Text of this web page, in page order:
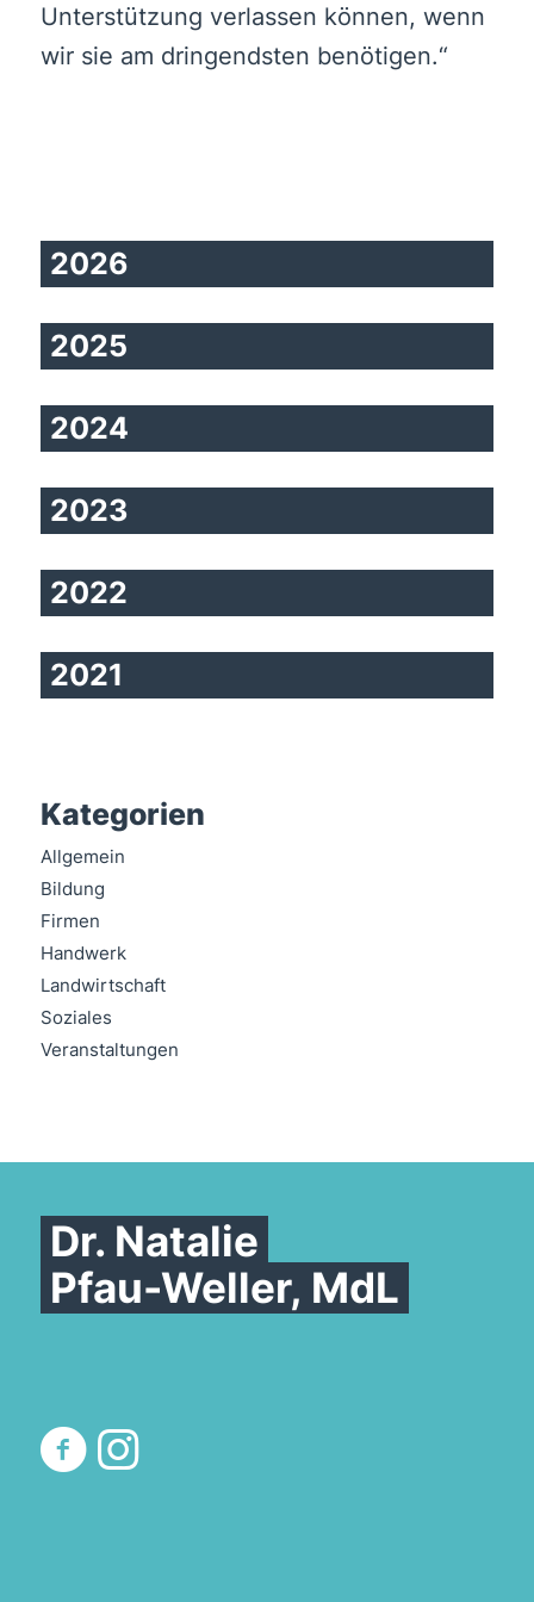
Unterstützung verlassen können, wenn
wir sie am dringendsten benötigen.“
2026
2025
2024
2023
2022
2021
Kategorien
Allgemein
Bildung
Firmen
Handwerk
Landwirtschaft
Soziales
Veranstaltungen
Dr. Natalie
Pfau-Weller, MdL